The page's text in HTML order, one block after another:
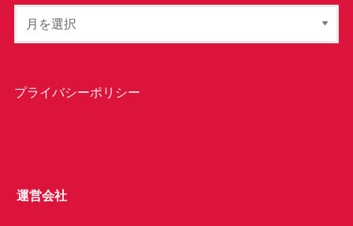
プライバシーポリシー
運営会社